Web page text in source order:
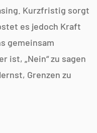
Kurzfristig sorgt
es jedoch Kraft
gemeinsam
ist, „Nein“ zu sagen
Grenzen zu